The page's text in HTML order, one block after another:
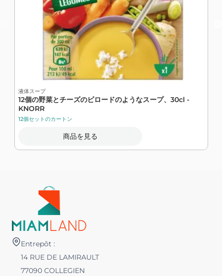
液体スープ
12個の野菜とチーズのビロードのようなスープ、30cl -
KNORR
12個セットのカートン
商品を見る
Entrepôt :
14 RUE DE LAMIRAULT
77090 COLLEGIEN